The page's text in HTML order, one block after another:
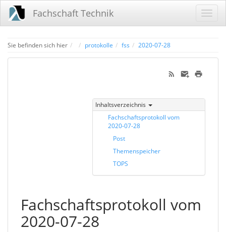
Fachschaft Technik
Sie befinden sich hier Homeprotokolle fss 2020-07-28
Inhaltsverzeichnis
Fachschaftsprotokoll vom
2020-07-28
Post
Themenspeicher
TOPS
Fachschaftsprotokoll vom
2020-07-28